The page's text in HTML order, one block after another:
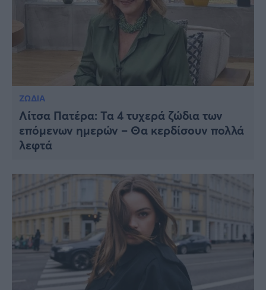
ΖΩΔΙΑ
Λίτσα Πατέρα: Τα 4 τυχερά ζώδια των
επόμενων ημερών – Θα κερδίσουν πολλά
λεφτά